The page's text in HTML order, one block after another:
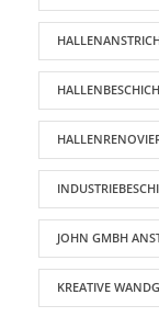
JOHN GMBH
KREATIVE